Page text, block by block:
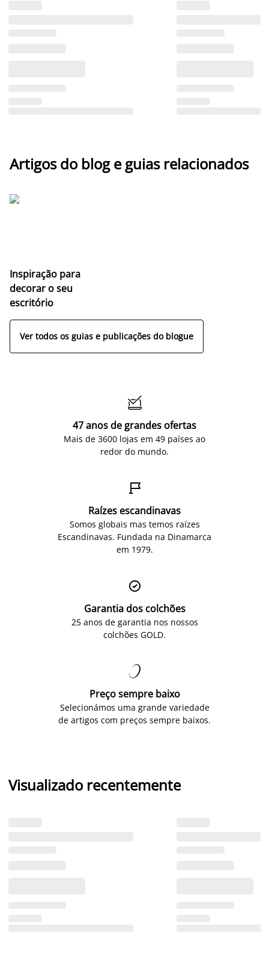
Artigos do blog e guias relacionados
Inspiração para
decorar o seu
escritório
Ver todos os guias e publicações do blogue

47 anos de grandes ofertas
Mais de 3600 lojas em 49 países ao
redor do mundo.

Raízes escandinavas
Somos globais mas temos raízes
Escandinavas. Fundada na Dinamarca
em 1979.

Garantia dos colchões
25 anos de garantia nos nossos
colchões GOLD.

Preço sempre baixo
Selecionámos uma grande variedade
de artigos com preços sempre baixos.
Visualizado recentemente